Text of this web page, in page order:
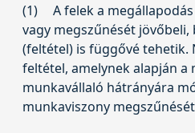
(1)
A felek a
vagy megszűnését
(feltétel) is függővé tehetik.
feltétel, amelynek alapján a
munkavállaló hátrányára
munkaviszony